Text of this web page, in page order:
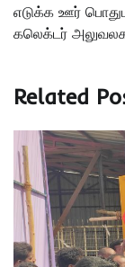
எடுக்க ஊர்
கலெக்டர்
Related